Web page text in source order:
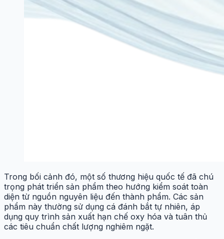
Trong bối cảnh đó, một số thương hiệu quốc tế đã chú
trọng phát triển sản phẩm theo hướng kiểm soát toàn
diện từ nguồn nguyên liệu đến thành phẩm. Các sản
phẩm này thường sử dụng cá đánh bắt tự nhiên, áp
dụng quy trình sản xuất hạn chế oxy hóa và tuân thủ
các tiêu chuẩn chất lượng nghiêm ngặt.